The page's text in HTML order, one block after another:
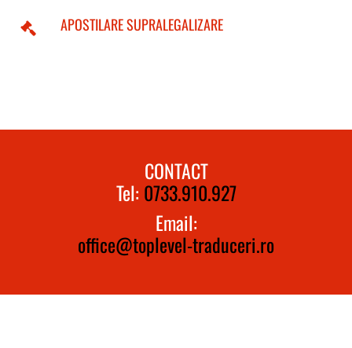
APOSTILARE SUPRALEGALIZARE
CONTACT
Tel: 0733.910.927
Email:
office@toplevel-traduceri.ro